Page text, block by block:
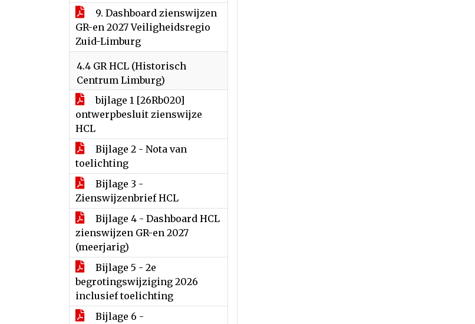
9. Dashboard zienswijzen
GR-en 2027 Veiligheidsregio
Zuid-Limburg
4.4 GR HCL (Historisch
Centrum Limburg)
bijlage 1 [26Rb020]
ontwerpbesluit zienswijze
HCL
Bijlage 2 - Nota van
toelichting
Bijlage 3 -
Zienswijzenbrief HCL
Bijlage 4 - Dashboard HCL
zienswijzen GR-en 2027
(meerjarig)
Bijlage 5 - 2e
begrotingswijziging 2026
inclusief toelichting
Bijlage 6 -